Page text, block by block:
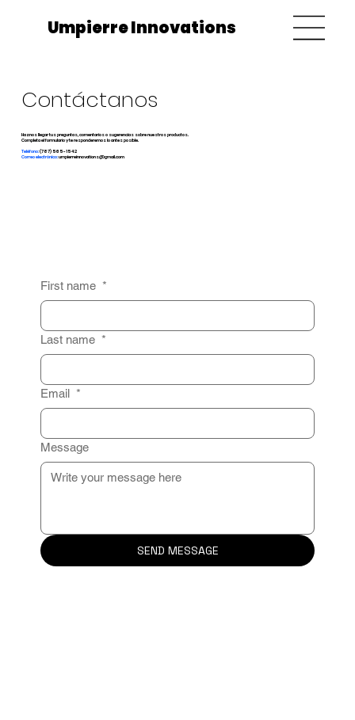
Umpierre Innovations
Contáctanos
Haznos llegar tus preguntas, comentarios o sugerencias sobre nuestros productos.
Completa el formulario y te responderemos lo antes posible.
Teléfono:(787) 565-1542
Correo electrónico:umpierreinnovations@gmail.com
First name *
Last name *
Email *
Message
SEND MESSAGE